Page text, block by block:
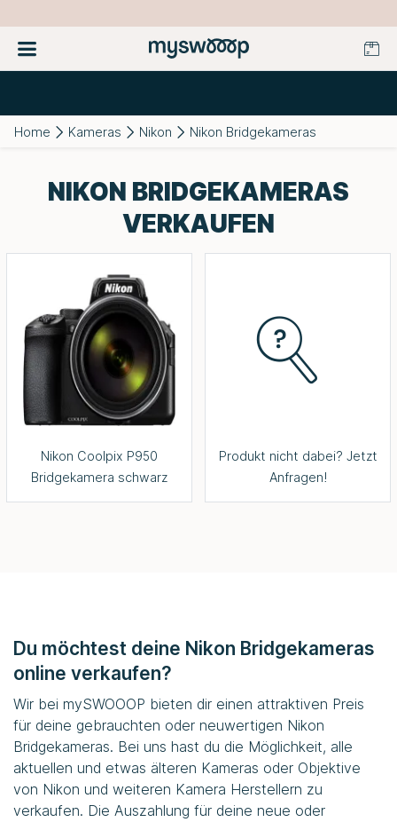
Home Kameras Nikon Nikon Bridgekameras
NIKON BRIDGEKAMERAS
VERKAUFEN
Nikon Coolpix P950
Bridgekamera schwarz
Produkt nicht dabei? Jetzt
Anfragen!
Du möchtest deine Nikon Bridgekameras
online verkaufen?
Wir bei mySWOOOP bieten dir einen attraktiven Preis
für deine gebrauchten oder neuwertigen Nikon
Bridgekameras. Bei uns hast du die Möglichkeit, alle
aktuellen und etwas älteren Kameras oder Objektive
von Nikon und weiteren Kamera Herstellern zu
verkaufen. Die Auszahlung für deine neue oder